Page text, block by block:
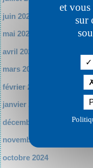
et
sur
juin 2025
mai 2025
avril 2025
mars 2025
février 2025
janvier 2025
décembre 2024
novembre 2024
octobre 2024